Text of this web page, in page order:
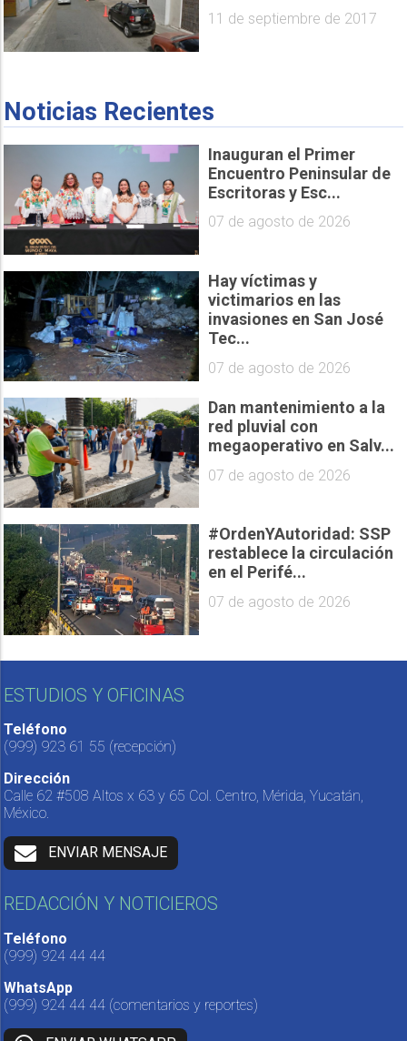
11 de septiembre de 2017
Noticias Recientes
Inauguran el Primer
Encuentro Peninsular de
Escritoras y Esc...
07 de agosto de 2026
Hay víctimas y
victimarios en las
invasiones en San José
Tec...
07 de agosto de 2026
Dan mantenimiento a la
red pluvial con
megaoperativo en Salv...
07 de agosto de 2026
#OrdenYAutoridad: SSP
restablece la circulación
en el Perifé...
07 de agosto de 2026
ESTUDIOS Y OFICINAS
Teléfono
(999) 923 61 55 (recepción)
Dirección
Calle 62 #508 Altos x 63 y 65 Col. Centro, Mérida, Yucatán,
México.
ENVIAR MENSAJE
REDACCIÓN Y NOTICIEROS
Teléfono
(999) 924 44 44
WhatsApp
(999) 924 44 44 (comentarios y reportes)